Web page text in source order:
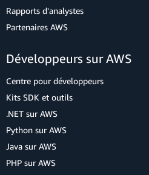
Rapports d'analystes
Partenaires AWS
Développeurs sur AWS
Centre pour développeurs
Kits SDK et outils
.NET sur AWS
Python sur AWS
Java sur AWS
PHP sur AWS